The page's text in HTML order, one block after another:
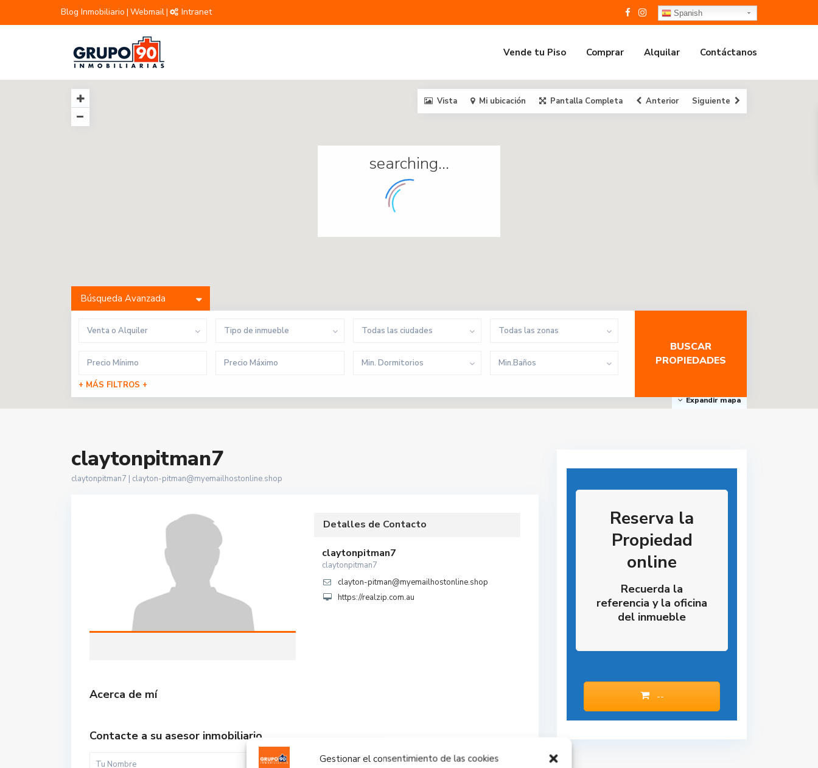
Gestionar el consentimiento de las cookies
Blog Inmobiliario | Webmail| Intranet Spanish
Vende tu Piso Comprar Alquilar Contáctanos
searching...
Expandir mapa
Vista Mi ubicación Pantalla Completa Anterior Siguiente
Búsqueda Avanzada
Venta o Alquiler Tipo de inmueble Todas las ciudades Todas las zonas
Min. Dormitorios
Min.Baños
+ MÁS FILTROS +
claytonpitman7
claytonpitman7 | clayton-pitman@myemailhostonline.shop
Detalles de Contacto
claytonpitman7
claytonpitman7
clayton-pitman@myemailhostonline.shop
https://realzip.com.au
Acerca de mí
Contacte a su asesor inmobiliario
Reserva la
Propiedad
online
Recuerda la
referencia y la oficina
del inmueble
--